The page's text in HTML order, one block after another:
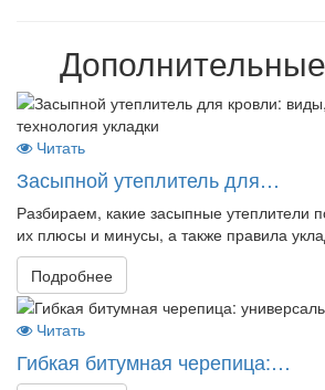
Читать
Засыпной утеплитель для…
Разбираем, какие засыпные утеплители
их плюсы и минусы, а также правила
Подробнее
Читать
Гибкая битумная черепица:…